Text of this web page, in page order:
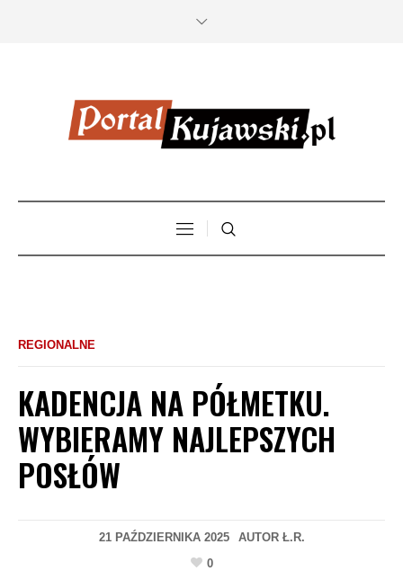
REGIONALNE
KADENCJA NA PÓŁMETKU.
WYBIERAMY NAJLEPSZYCH
POSŁÓW
21 PAŹDZIERNIKA 2025 AUTOR Ł.R.
0